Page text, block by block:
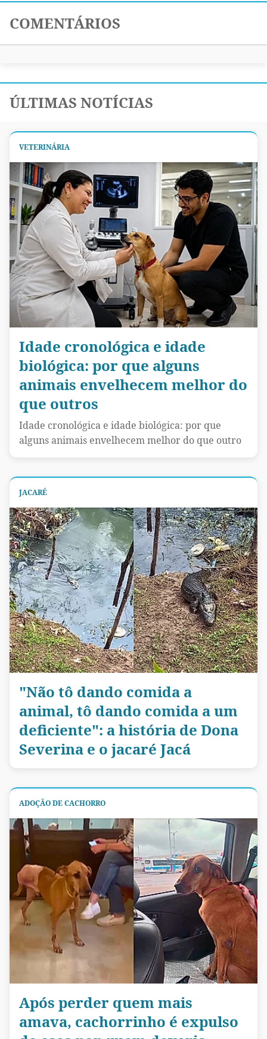
COMENTÁRIOS
ÚLTIMAS NOTÍCIAS
VETERINÁRIA
Idade cronológica e idade
biológica: por que alguns
animais envelhecem melhor do
que outros
Idade cronológica e idade biológica: por que
alguns animais envelhecem melhor do que outro
JACARÉ
"Não tô dando comida a
animal, tô dando comida a um
deficiente": a história de Dona
Severina e o jacaré Jacá
ADOÇÃO DE CACHORRO
Após perder quem mais
amava, cachorrinho é expulso